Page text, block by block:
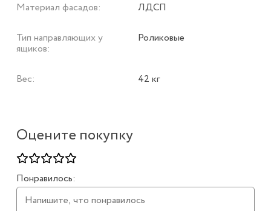
Оцените покупку
Понравилось:
Материал фасадов: ЛДСП
Тип направляющих у
ящиков:
Роликовые
Вес: 42 кг